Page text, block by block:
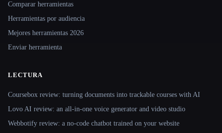
Comparar herramientas
Herramientas por audiencia
Mejores herramientas 2026
Enviar herramienta
LECTURA
Coursebox review: turning documents into trackable courses with AI
Lovo AI review: an all-in-one voice generator and video studio
Webbotify review: a no-code chatbot trained on your website